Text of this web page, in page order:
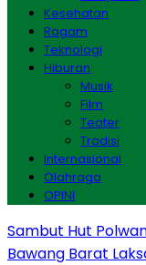
Kesehatan
Ragam
Teknologi
Hiburan
Musik
Film
Teater
Tradisi
Internasional
Olahraga
OPINI
Sambut Hut
Bawang Barat